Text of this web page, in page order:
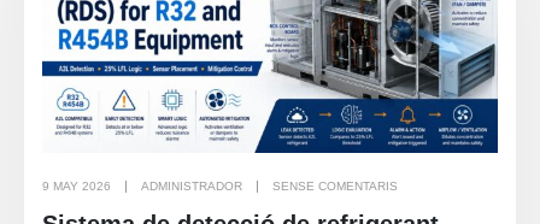
9 MAY 2026 ADMINISTRADOR SENSE COMENTARIS